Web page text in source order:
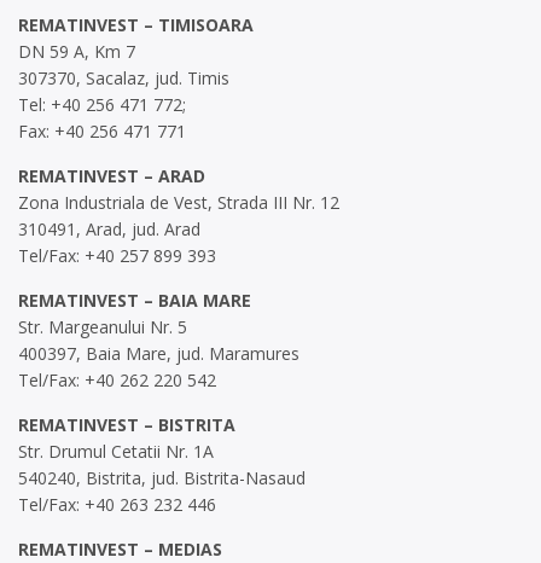
REMATINVEST – TIMISOARA
DN 59 A, Km 7
307370, Sacalaz, jud. Timis
Tel: +40 256 471 772;
Fax: +40 256 471 771
REMATINVEST – ARAD
Zona Industriala de Vest, Strada III Nr. 12
310491, Arad, jud. Arad
Tel/Fax: +40 257 899 393
REMATINVEST – BAIA MARE
Str. Margeanului Nr. 5
400397, Baia Mare, jud. Maramures
Tel/Fax: +40 262 220 542
REMATINVEST – BISTRITA
Str. Drumul Cetatii Nr. 1A
540240, Bistrita, jud. Bistrita-Nasaud
Tel/Fax: +40 263 232 446
REMATINVEST – MEDIAS